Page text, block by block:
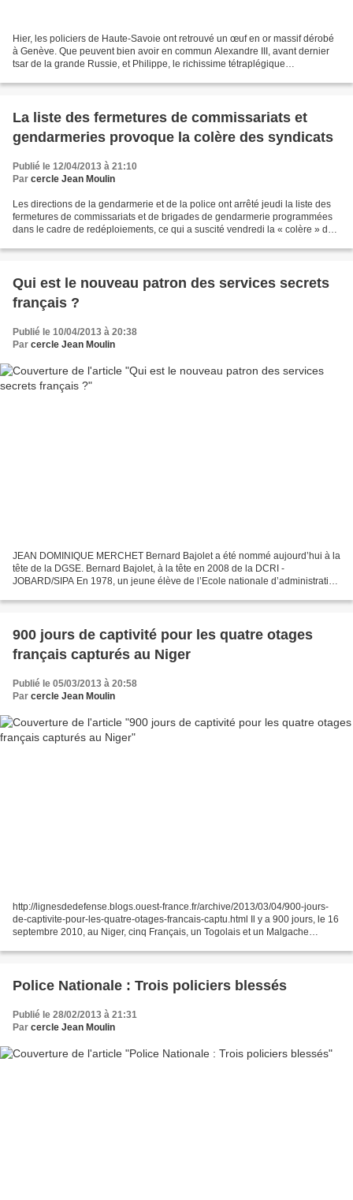
Hier, les policiers de Haute-Savoie ont retrouvé un œuf en or massif dérobé
à Genève. Que peuvent bien avoir en commun Alexandre III, avant dernier
tsar de la grande Russie, et Philippe, le richissime tétraplégique
La liste des fermetures de commissariats et
gendarmeries provoque la colère des syndicats
Publié le 12/04/2013 à 21:10
Par cercle Jean Moulin
Les directions de la gendarmerie et de la police ont arrêté jeudi la liste des
fermetures de commissariats et de brigades de gendarmerie programmées
dans le cadre de redéploiements, ce qui a suscité vendredi la « colère » des
Qui est le nouveau patron des services secrets
français ?
Publié le 10/04/2013 à 20:38
Par cercle Jean Moulin
JEAN DOMINIQUE MERCHET Bernard Bajolet a été nommé aujourd’hui à la
tête de la DGSE. Bernard Bajolet, à la tête en 2008 de la DCRI -
JOBARD/SIPA En 1978, un jeune élève de l’Ecole nationale d’administration
900 jours de captivité pour les quatre otages
français capturés au Niger
Publié le 05/03/2013 à 20:58
Par cercle Jean Moulin
http://lignesdedefense.blogs.ouest-france.fr/archive/2013/03/04/900-jours-
de-captivite-pour-les-quatre-otages-francais-captu.html Il y a 900 jours, le 16
septembre 2010, au Niger, cinq Français, un Togolais et un Malgache
Police Nationale : Trois policiers blessés
Publié le 28/02/2013 à 21:31
Par cercle Jean Moulin